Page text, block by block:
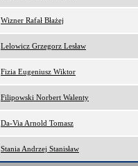
Wizner Rafał Błażej
Lelowicz Grzegorz Lesław
Fizia Eugeniusz Wiktor
Filipowski Norbert Walenty
Da-Via Arnold Tomasz
Stania Andrzej Stanisław